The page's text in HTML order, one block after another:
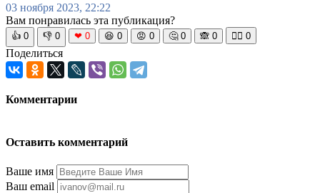
03 ноября 2023, 22:22
Вам понравилась эта публикация?
👍 0 👎 0 ❤ 0 😆 0 😡 0 🤔 0 🙈 0 🧘‍♀️ 0
Поделиться
Комментарии
Оставить комментарий
Ваше имя
Ваш email